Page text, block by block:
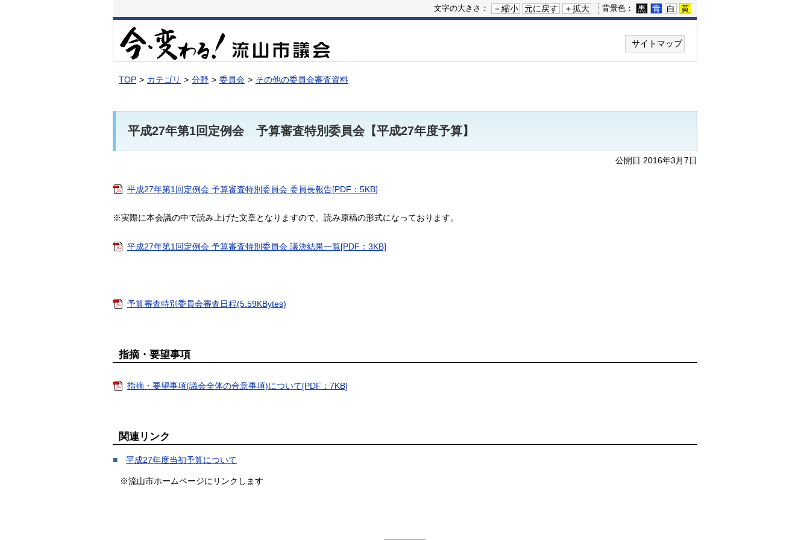
文
移
動
文字の大きさ： －縮小 元に戻す ＋拡大 背景色： 黒 青 白 黄
サイトマップ
TOP カテゴリ 分野 委員会 その他の委員会審査資料
平成27年第1回定例会 予算審査特別委員会【平成27年度予算】
公開日 2016年3月7日
平成27年第1回定例会 予算審査特別委員会 委員長報告[PDF：5KB]
※実際に本会議の中で読み上げた文章となりますので、読み原稿の形式になっております。
平成27年第1回定例会 予算審査特別委員会 議決結果一覧[PDF：3KB]
予算審査特別委員会審査日程(5.59KBytes)
指摘・要望事項
指摘・要望事項(議会全体の合意事項)について[PDF：7KB]
関連リンク
■ 平成27年度当初予算について
※流山市ホームページにリンクします